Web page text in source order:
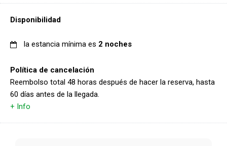
Disponibilidad
la estancia mínima es 2 noches
Política de cancelación
Reembolso total 48 horas después de hacer la reserva, hasta
60 días antes de la llegada.
+ Info